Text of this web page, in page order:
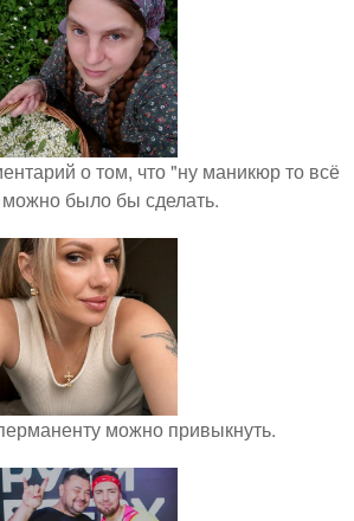
о том, что "ну маникюр то всё
можно было бы сделать.
можно привыкнуть.